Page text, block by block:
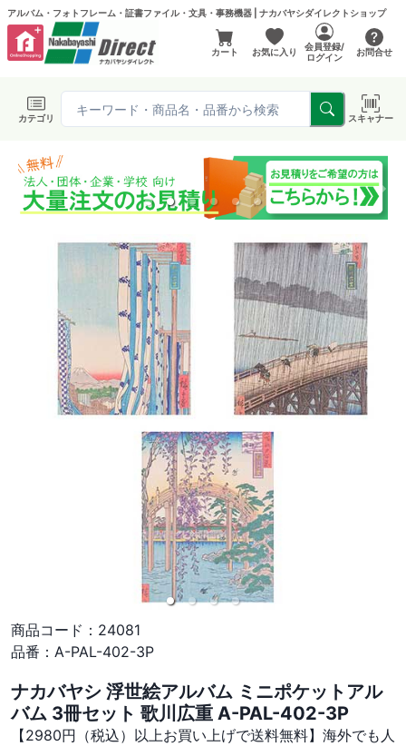
アルバム・フォトフレーム・証書ファイル・文具・事務機器 | ナカバヤシダイレクトショップ
カート お気に入り
会員登録/
ログイン
お問合せ
カテゴリ スキャナー
商品コード： 24081
品番： A-PAL-402-3P
ナカバヤシ 浮世絵アルバム ミニポケットアル
バム 3冊セット 歌川広重 A-PAL-402-3P
【2980円（税込）以上お買い上げで送料無料】海外でも人